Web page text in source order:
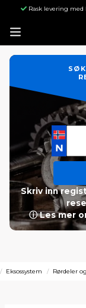
Rask levering med
Skriv inn
ⓘ Les mer
Eksossystem Rørdeler